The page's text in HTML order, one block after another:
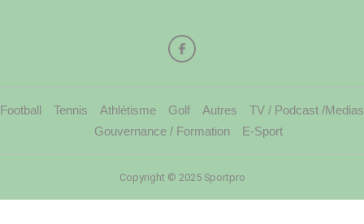
Football Tennis Athlétisme Golf Autres
TV / Podcast /Medias
Gouvernance / Formation
E-Sport
Copyright © 2025 Sportpro